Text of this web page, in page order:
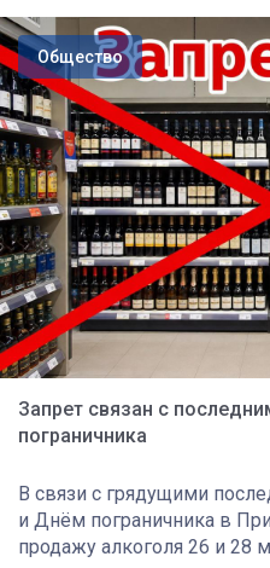
Общество
Запрет связан с
пограничника
В связи с грядущими
и Днём пограничника в
продажу алкоголя 26 и 28